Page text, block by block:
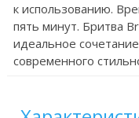
к использованию.
пять минут. Бритва
идеальное
современного